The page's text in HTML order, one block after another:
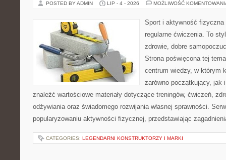
POSTED BY ADMIN LIP - 4 - 2026 MOŻLIWOŚĆ
Sport i aktywność
regularne ćwiczenia. To
zdrowie, dobre
Strona poświęcona tej
centrum wiedzy, w którym
zarówno początkujący, jak
znaleźć wartościowe materiały dotyczące treningów, ćwiczeń,
odżywiania oraz świadomego rozwijania własnej sprawności.
popularyzowaniu aktywności fizycznej, przedstawiając
CATEGORIES: LEGENDARNI KONSTRUKTORZY I MARKI